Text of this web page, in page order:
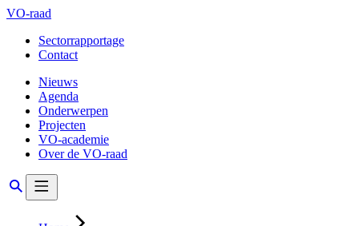
VO-raad
Sectorrapportage
Contact
Nieuws
Agenda
Onderwerpen
Projecten
VO-academie
Over de VO-raad